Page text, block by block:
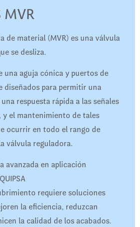
MVR
de material (MVR) es una válvula
se desliza.
una aguja cónica y puertos de
diseñados para permitir una
respuesta rápida a las señales
y el mantenimiento de tales
ocurrir en todo el rango de
válvula reguladora.
avanzada en aplicación
requiere soluciones
la eficiencia, reduzcan
la calidad de los acabados.